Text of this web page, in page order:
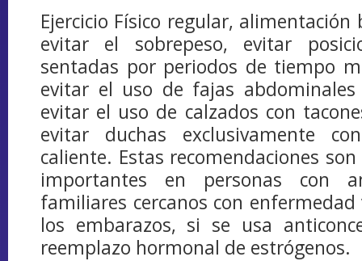
Ejercicio Físico regular, alimentación
evitar el sobrepeso, evitar
sentadas por periodos de tiempo
evitar el uso de fajas
evitar el uso de calzados con
evitar duchas exclusivamente
caliente. Estas recomendaciones
importantes en personas con
familiares cercanos con
los embarazos, si se usa
reemplazo hormonal de estrógenos.